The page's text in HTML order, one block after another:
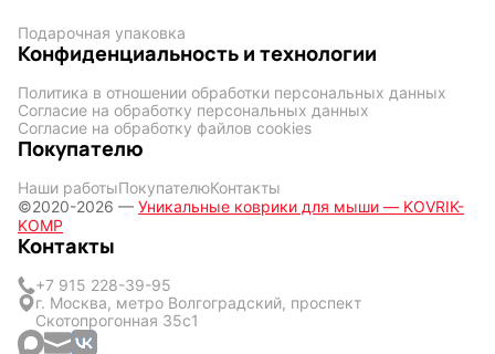
Подарочная упаковка
Конфиденциальность и технологии
Политика в отношении обработки персональных данных
Согласие на обработку персональных данных
Согласие на обработку файлов cookies
Покупателю
Наши работыПокупателюКонтакты
©2020-2026 — Уникальные коврики для мыши — KOVRIK-
KOMP
Контакты
+7 915 228-39-95
г. Москва, метро Волгоградский, проспект
Скотопрогонная 35с1